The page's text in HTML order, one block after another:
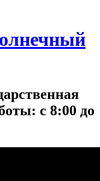
с 8:00 до